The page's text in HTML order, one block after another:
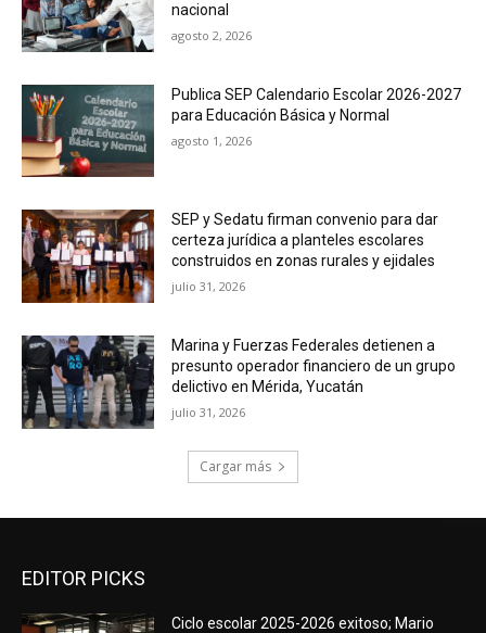
nacional
agosto 2, 2026
Publica SEP Calendario Escolar 2026-2027
para Educación Básica y Normal
agosto 1, 2026
SEP y Sedatu firman convenio para dar
certeza jurídica a planteles escolares
construidos en zonas rurales y ejidales
julio 31, 2026
Marina y Fuerzas Federales detienen a
presunto operador financiero de un grupo
delictivo en Mérida, Yucatán
julio 31, 2026
Cargar más
EDITOR PICKS
Ciclo escolar 2025-2026 exitoso; Mario